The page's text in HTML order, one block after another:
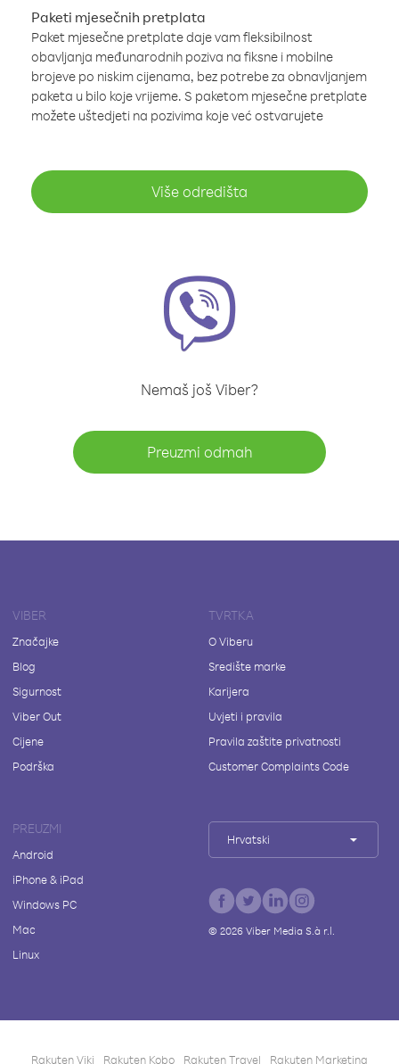
Paketi mjesečnih pretplata
Paket mjesečne pretplate daje vam fleksibilnost
obavljanja međunarodnih poziva na fiksne i mobilne
brojeve po niskim cijenama, bez potrebe za obnavljanjem
paketa u bilo koje vrijeme. S paketom mjesečne pretplate
možete uštedjeti na pozivima koje već ostvarujete
Više odredišta
Nemaš još Viber?
Preuzmi odmah
VIBER
Značajke
Blog
Sigurnost
Viber Out
Cijene
Podrška
TVRTKA
O Viberu
Središte marke
Karijera
Uvjeti i pravila
Pravila zaštite privatnosti
Customer Complaints Code
PREUZMI
Android
iPhone & iPad
Windows PC
Mac
Linux
Hrvatski
© 2026Viber Media S.à r.l.
Rakuten Viki Rakuten Kobo Rakuten Travel Rakuten Marketing